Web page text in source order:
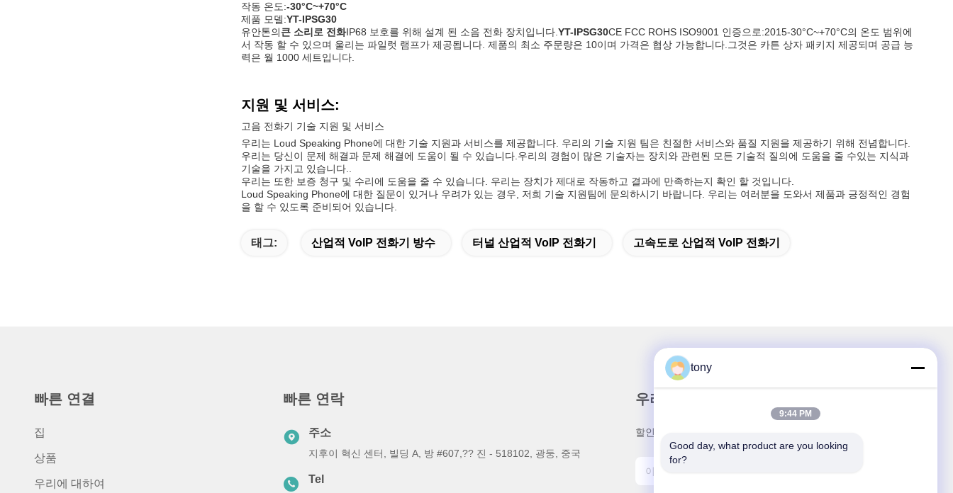
작동 온도:-30°C~+70°C
제품 모델:YT-IPSG30
유안톤의큰 소리로 전화IP68 보호를 위해 설계 된 소음 전화 장치입니다. YT-IPSG30CE FCC ROHS ISO9001 인증으로:2015-30°C~+70°C의 온도 범위에
서 작동 할 수 있으며 울리는 파일럿 램프가 제공됩니다. 제품의 최소 주문량은 10이며 가격은 협상 가능합니다.그것은 카튼 상자 패키지 제공되며 공급 능
력은 월 1000 세트입니다.
지원 및 서비스:
고음 전화기 기술 지원 및 서비스
우리는 Loud Speaking Phone에 대한 기술 지원과 서비스를 제공합니다. 우리의 기술 지원 팀은 친절한 서비스와 품질 지원을 제공하기 위해 전념합니다.
우리는 당신이 문제 해결과 문제 해결에 도움이 될 수 있습니다.우리의 경험이 많은 기술자는 장치와 관련된 모든 기술적 질의에 도움을 줄 수있는 지식과
기술을 가지고 있습니다..
우리는 또한 보증 청구 및 수리에 도움을 줄 수 있습니다. 우리는 장치가 제대로 작동하고 결과에 만족하는지 확인 할 것입니다.
Loud Speaking Phone에 대한 질문이 있거나 우려가 있는 경우, 저희 기술 지원팀에 문의하시기 바랍니다. 우리는 여러분을 도와서 제품과 긍정적인 경험
을 할 수 있도록 준비되어 있습니다.
태그: 산업적 VoIP 전화기 방수 터널 산업적 VoIP 전화기 고속도로 산업적 VoIP 전화기
빠른 연결
집
상품
우리에 대하여
빠른 연락
주소
지후이 혁신 센터, 빌딩 A, 방 #607,?? 진 - 518102, 광둥, 중국
Tel
우리 뉴스레터
할인 및 더 많은 정보를 얻기 위해 뉴스레터에 가입하십시오.
tony
9:44 PM
Good day, what product are you looking
for?